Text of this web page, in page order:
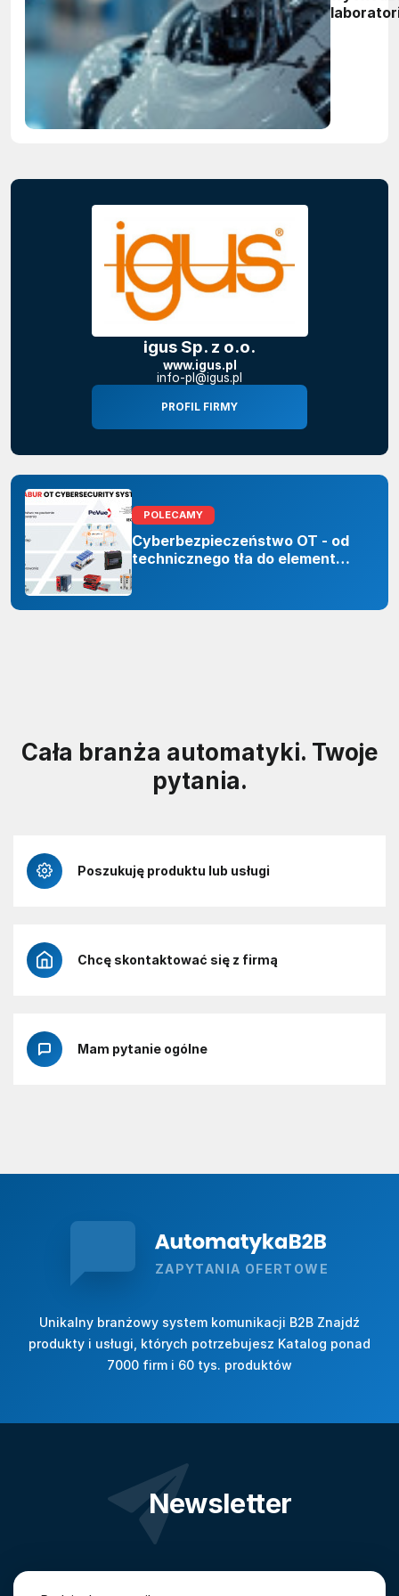
igus Sp. z o.o.
www.igus.pl
info-pl@igus.pl
PROFIL FIRMY
POLECAMY
Cyberbezpieczeństwo OT - od
technicznego tła do elementu
Cała branża automatyki. Twoje
pytania.
Poszukuję produktu lub usługi
Chcę skontaktować się z firmą
Mam pytanie ogólne
ZAPYTANIA OFERTOWE
Unikalny branżowy system komunikacji B2B Znajdź
produkty i usługi, których potrzebujesz Katalog ponad
7000 firm i 60 tys. produktów
Newsletter